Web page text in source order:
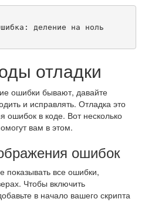
деление на ноль
отладки
ошибки бывают, давайте
и исправлять. Отладка это
ошибок в коде. Вот несколько
вам в этом.
ошибок
все ошибки,
Чтобы включить
в начало вашего скрипта